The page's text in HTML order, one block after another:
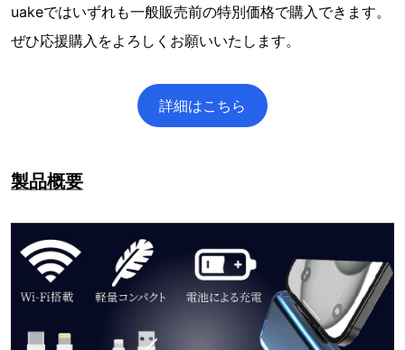
uakeではいずれも一般販売前の特別価格で購入できます。
ぜひ応援購入をよろしくお願いいたします。
詳細はこちら
製品概要